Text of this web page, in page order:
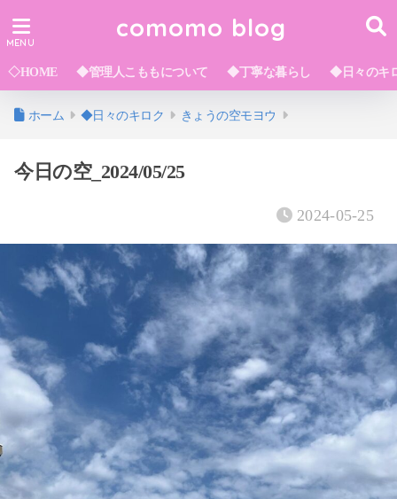
comomo blog
◇HOME ◆管理人こももについて ◆丁寧な暮らし ◆日々のキ
ホーム ◆日々のキロク きょうの空モヨウ
今日の空_2024/05/25
2024-05-25